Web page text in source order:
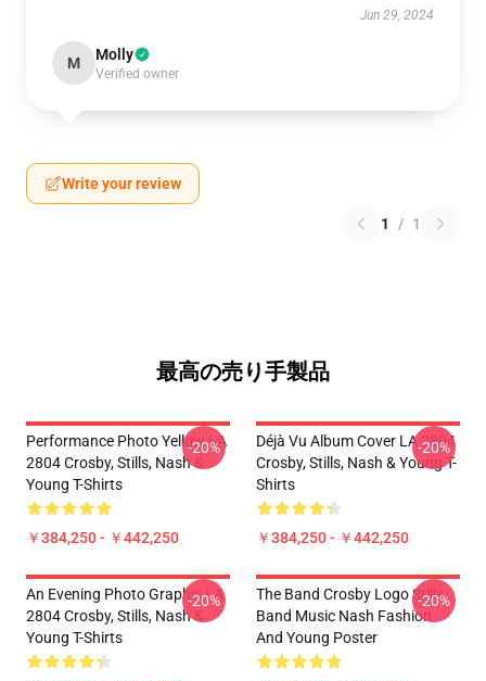
Jun 29, 2024
M Molly
Verified owner
Write your review
1 / 1
最高の売り手製品
Performance Photo Yellow LA
2804 Crosby, Stills, Nash &
Young T-Shirts
￥384,250 - ￥442,250
-20%
Déjà Vu Album Cover LA 2804
Crosby, Stills, Nash & Young T-
Shirts
￥384,250 - ￥442,250
-20%
An Evening Photo Graphic LA
2804 Crosby, Stills, Nash &
Young T-Shirts
-20%
The Band Crosby Logo Stills
Band Music Nash Fashion
And Young Poster
-20%